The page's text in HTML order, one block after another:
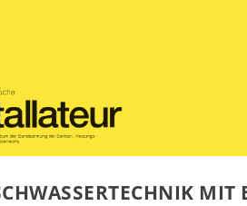
MIT